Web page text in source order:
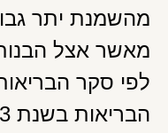
מהשמנת יתר
מאשר אצל
לפי סקר